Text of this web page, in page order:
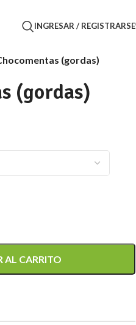
INGRESAR / REGISTRARSE
(gordas)
(gordas)
AL CARRITO